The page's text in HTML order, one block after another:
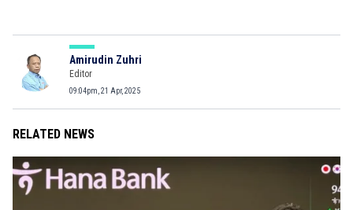
Amirudin Zuhri
Editor
09:04pm, 21 Apr, 2025
RELATED NEWS